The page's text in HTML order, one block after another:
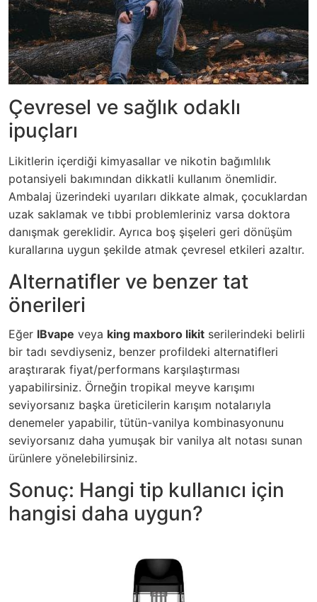
Çevresel ve sağlık odaklı
ipuçları
Likitlerin içerdiği kimyasallar ve nikotin bağımlılık
potansiyeli bakımından dikkatli kullanım önemlidir.
Ambalaj üzerindeki uyarıları dikkate almak, çocuklardan
uzak saklamak ve tıbbi problemleriniz varsa doktora
danışmak gereklidir. Ayrıca boş şişeleri geri dönüşüm
kurallarına uygun şekilde atmak çevresel etkileri azaltır.
Alternatifler ve benzer tat
önerileri
Eğer IBvape veya king maxboro likit serilerindeki belirli
bir tadı sevdiyseniz, benzer profildeki alternatifleri
araştırarak fiyat/performans karşılaştırması
yapabilirsiniz. Örneğin tropikal meyve karışımı
seviyorsanız başka üreticilerin karışım notalarıyla
denemeler yapabilir, tütün-vanilya kombinasyonunu
seviyorsanız daha yumuşak bir vanilya alt notası sunan
ürünlere yönelebilirsiniz.
Sonuç: Hangi tip kullanıcı için
hangisi daha uygun?